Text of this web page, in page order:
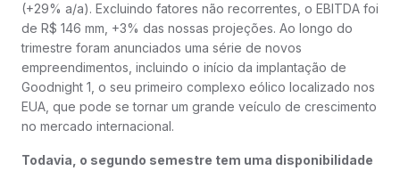
(+29% a/a). Excluindo fatores não recorrentes, o EBITDA foi
de R$ 146 mm, +3% das nossas projeções. Ao longo do
trimestre foram anunciados uma série de novos
empreendimentos, incluindo o início da implantação de
Goodnight 1, o seu primeiro complexo eólico localizado nos
EUA, que pode se tornar um grande veículo de crescimento
no mercado internacional.
Todavia, o segundo semestre tem uma disponibilidade